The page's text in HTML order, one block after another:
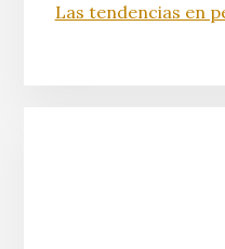
Las tendencias en